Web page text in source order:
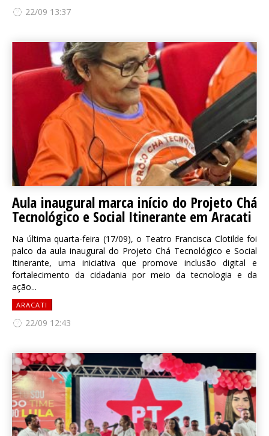
22/09 13:37
Aula inaugural marca início do Projeto Chá
Tecnológico e Social Itinerante em Aracati
Na última quarta-feira (17/09), o Teatro Francisca Clotilde foi
palco da aula inaugural do Projeto Chá Tecnológico e Social
Itinerante, uma iniciativa que promove inclusão digital e
fortalecimento da cidadania por meio da tecnologia e da
ação...
ARACATI
22/09 12:43